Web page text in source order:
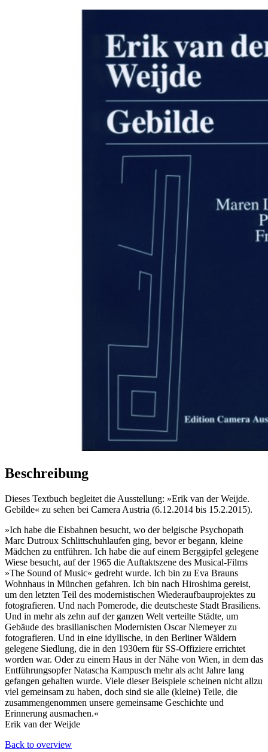
Beschreibung
Dieses Textbuch begleitet die Ausstellung: »Erik van der Weijde.
Gebilde« zu sehen bei Camera Austria (6.12.2014 bis 15.2.2015).
»Ich habe die Eisbahnen besucht, wo der belgische Psychopath
Marc Dutroux Schlittschuhlaufen ging, bevor er begann, kleine
Mädchen zu entführen. Ich habe die auf einem Berggipfel gelegene
Wiese besucht, auf der 1965 die Auftaktszene des Musical-Films
»The Sound of Music« gedreht wurde. Ich bin zu Eva Brauns
Wohnhaus in München gefahren. Ich bin nach Hiroshima gereist,
um den letzten Teil des modernistischen Wiederaufbauprojektes zu
fotografieren. Und nach Pomerode, die deutscheste Stadt Brasiliens.
Und in mehr als zehn auf der ganzen Welt verteilte Städte, um
Gebäude des brasilianischen Modernisten Oscar Niemeyer zu
fotografieren. Und in eine idyllische, in den Berliner Wäldern
gelegene Siedlung, die in den 1930ern für SS-Offiziere errichtet
worden war. Oder zu einem Haus in der Nähe von Wien, in dem das
Entführungsopfer Natascha Kampusch mehr als acht Jahre lang
gefangen gehalten wurde. Viele dieser Beispiele scheinen nicht allzu
viel gemeinsam zu haben, doch sind sie alle (kleine) Teile, die
zusammengenommen unsere gemeinsame Geschichte und
Erinnerung ausmachen.«
Erik van der Weijde
Back to overview